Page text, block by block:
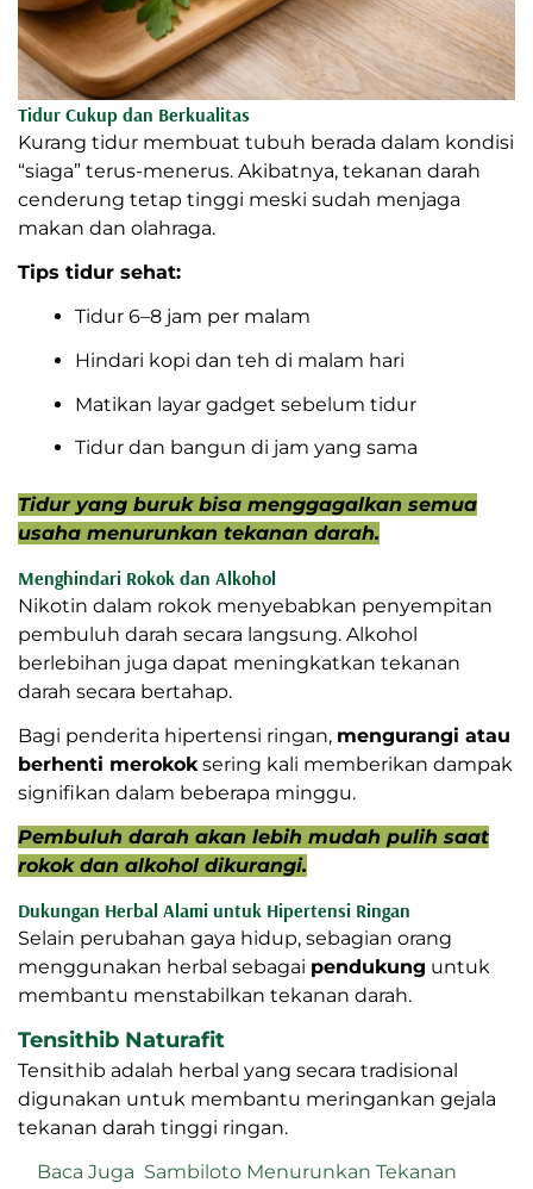
Tidur Cukup dan Berkualitas
Kurang tidur membuat tubuh berada dalam kondisi
“siaga” terus-menerus. Akibatnya, tekanan darah
cenderung tetap tinggi meski sudah menjaga
makan dan olahraga.
Tips tidur sehat:
Tidur 6–8 jam per malam
Hindari kopi dan teh di malam hari
Matikan layar gadget sebelum tidur
Tidur dan bangun di jam yang sama
Tidur yang buruk bisa menggagalkan semua
usaha menurunkan tekanan darah.
Menghindari Rokok dan Alkohol
Nikotin dalam rokok menyebabkan penyempitan
pembuluh darah secara langsung. Alkohol
berlebihan juga dapat meningkatkan tekanan
darah secara bertahap.
Bagi penderita hipertensi ringan, mengurangi atau
berhenti merokoksering kali memberikan dampak
signifikan dalam beberapa minggu.
Pembuluh darah akan lebih mudah pulih saat
rokok dan alkohol dikurangi.
Dukungan Herbal Alami untuk Hipertensi Ringan
Selain perubahan gaya hidup, sebagian orang
menggunakan herbal sebagai pendukung untuk
membantu menstabilkan tekanan darah.
Tensithib Naturafit
Tensithib adalah herbal yang secara tradisional
digunakan untuk membantu meringankan gejala
tekanan darah tinggi ringan.
Baca Juga Sambiloto Menurunkan Tekanan